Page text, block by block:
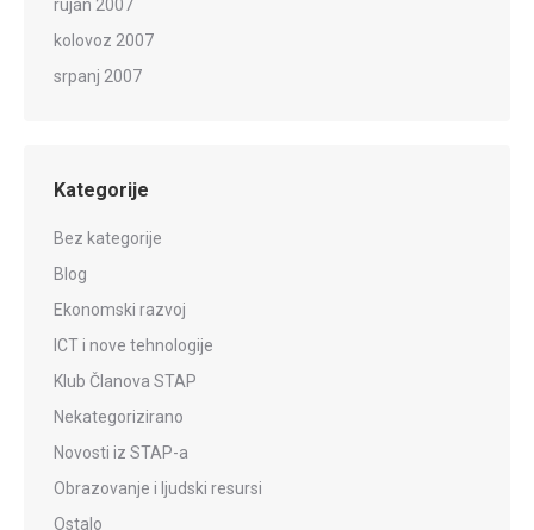
rujan 2007
kolovoz 2007
srpanj 2007
Kategorije
Bez kategorije
Blog
Ekonomski razvoj
ICT i nove tehnologije
Klub Članova STAP
Nekategorizirano
Novosti iz STAP-a
Obrazovanje i ljudski resursi
Ostalo